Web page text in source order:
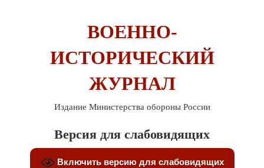
ВОЕННО-
ИСТОРИЧЕСКИЙ
ЖУРНАЛ
Издание Министерства обороны России
Версия для слабовидящих
Включить версию для слабовидящих